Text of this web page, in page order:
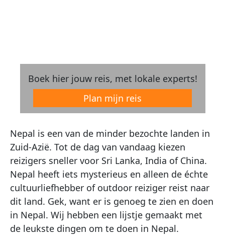
Boek hier jouw reis, met lokale experts!
Plan mijn reis
Nepal is een van de minder bezochte landen in
Zuid-Azië. Tot de dag van vandaag kiezen
reizigers sneller voor Sri Lanka, India of China.
Nepal heeft iets mysterieus en alleen de échte
cultuurliefhebber of outdoor reiziger reist naar
dit land. Gek, want er is genoeg te zien en doen
in Nepal. Wij hebben een lijstje gemaakt met
de leukste dingen om te doen in Nepal.